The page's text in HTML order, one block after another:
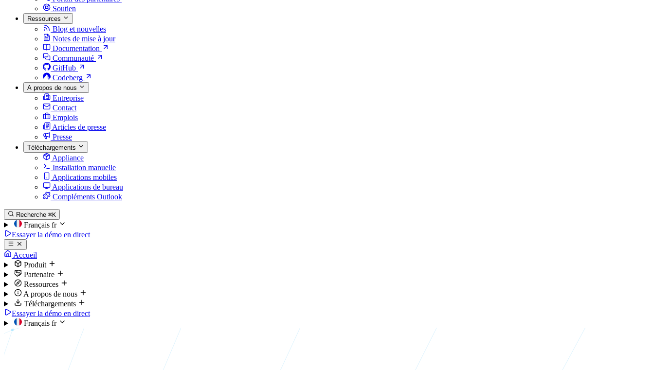
Soutien
Ressources
Blog et nouvelles
Notes de mise à jour
Documentation
Communauté
GitHub
Codeberg
A propos de nous
Entreprise
Contact
Emplois
Articles de presse
Presse
Téléchargements
Appliance
Installation manuelle
Applications mobiles
Applications de bureau
Compléments Outlook
Recherche ⌘K
Français fr
Essayer la démo en direct
Accueil
Produit
Partenaire
Ressources
A propos de nous
Téléchargements
Essayer la démo en direct
Français fr